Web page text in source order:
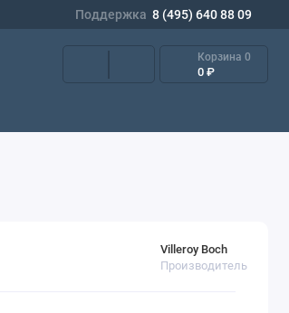
Поддержка 8 (495) 640 88 09
Корзина 0
0 ₽
Villeroy Boch
Производитель